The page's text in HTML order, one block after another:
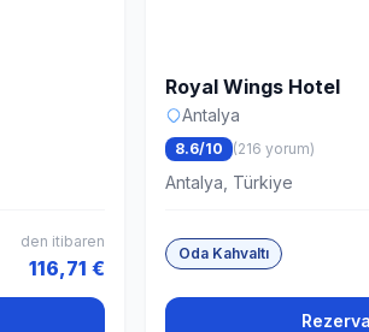
den itibaren
116,71 €
Royal Wings Hotel
Antalya
8.6/10 (216 yorum)
Antalya, Türkiye
Oda Kahvaltı